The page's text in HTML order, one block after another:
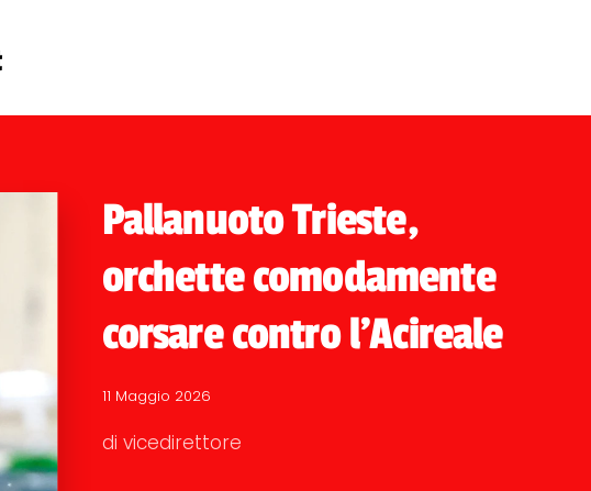
Pallanuoto Trieste,
orchette comodamente
corsare contro l'Acireale
11 Maggio 2026
di vicedirettore